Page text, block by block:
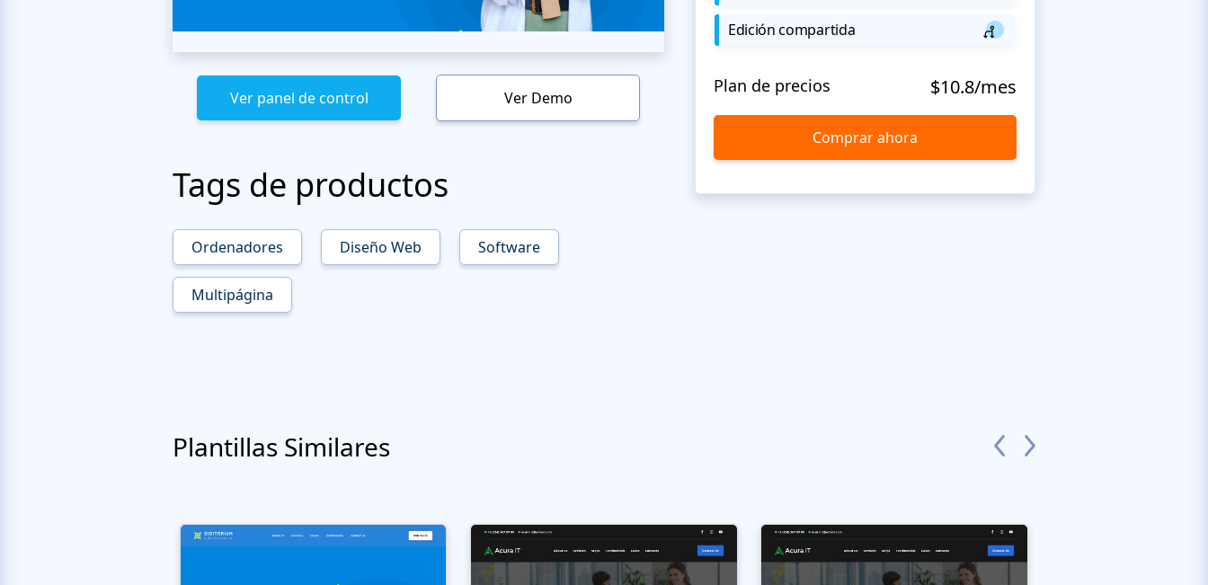
Ver panel de control Ver Demo
Tags de productos
Ordenadores Diseño Web Software
Multipágina
Edición compartida
Plan de precios $10.8/mes
Comprar ahora
Plantillas Similares